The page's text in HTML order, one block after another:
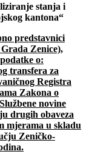
stanja i
kantona“
predstavnici
Zenice),
o:
transfera za
Registra
Zakona o
novine
drugih obaveza
mjerama u skladu
Zeničko-